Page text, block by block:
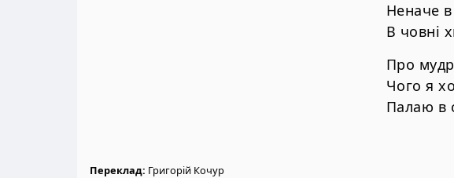
Неначе
В човні
Про
Чого я
Палаю в
Переклад: Григорій Кочур